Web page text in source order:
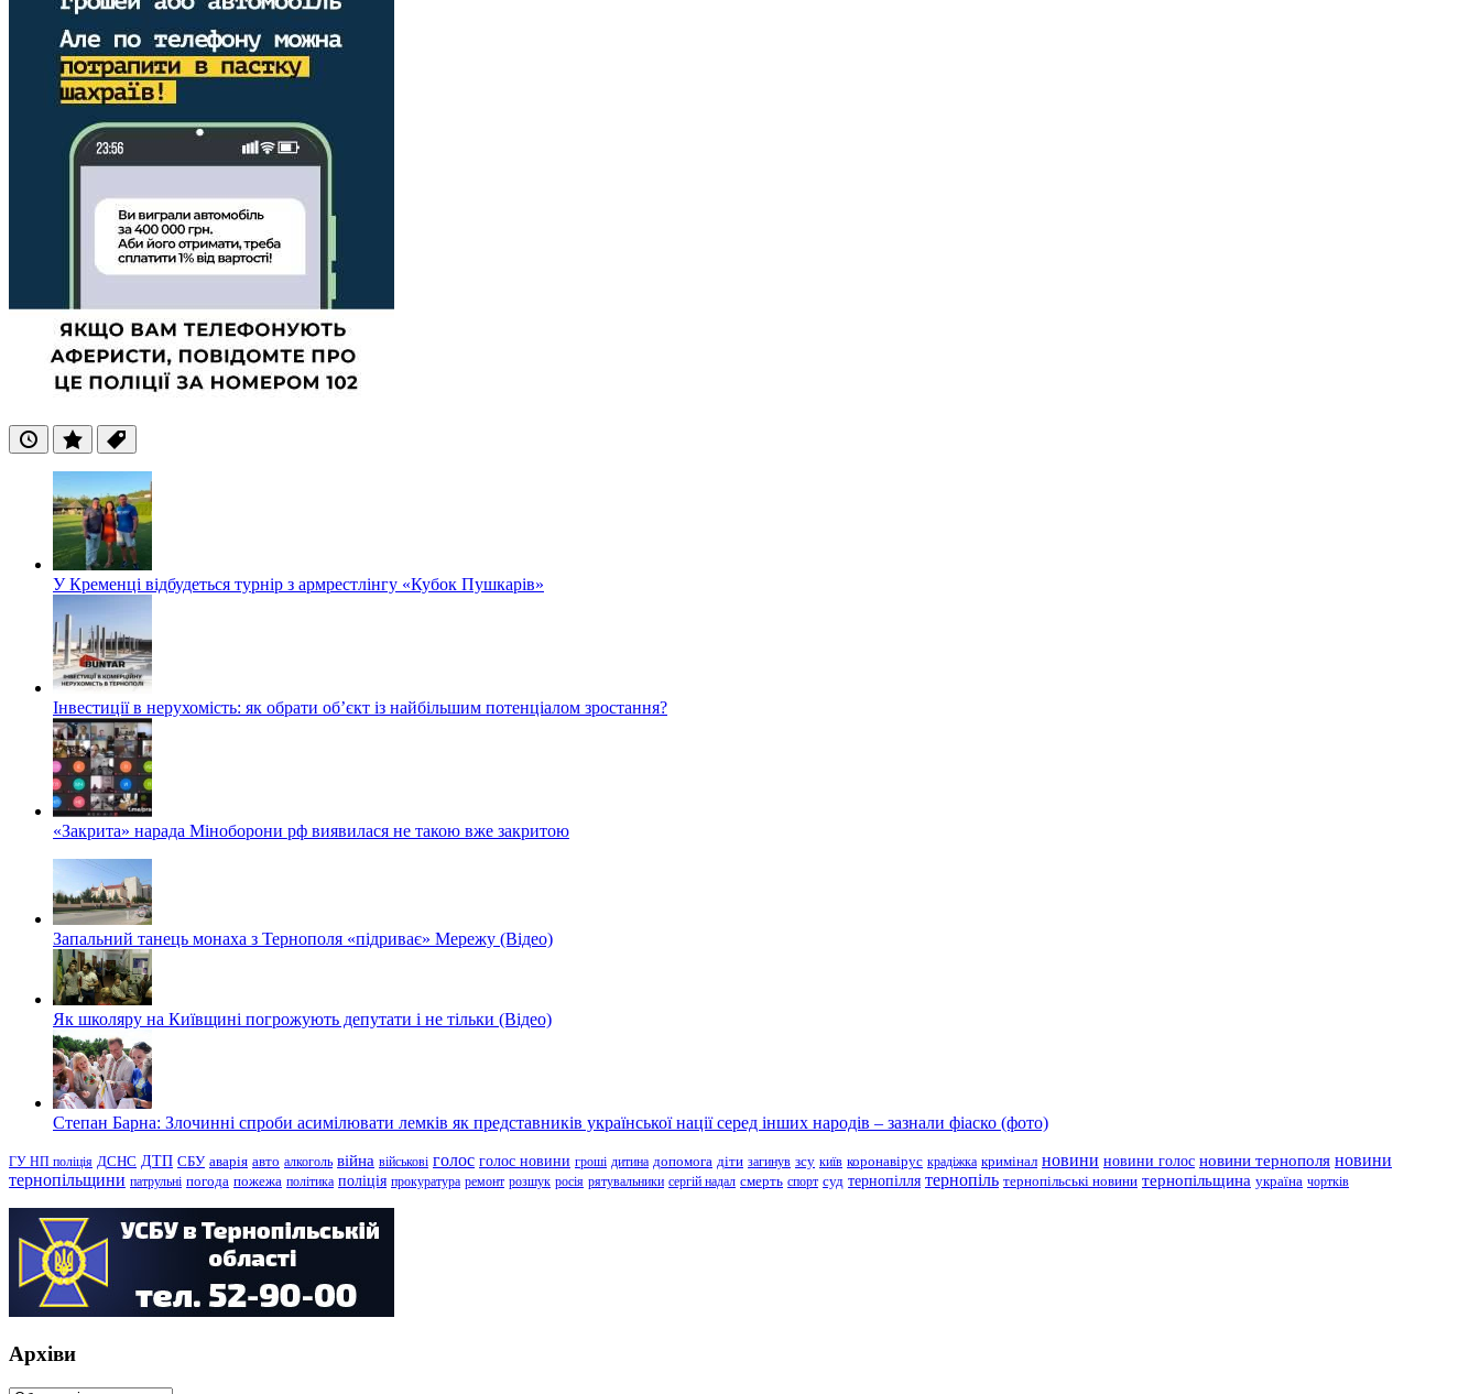
ОстанніПопулярні
Теги
У Кременці відбудеться турнір з армрестлінгу «Кубок Пушкарів»
Інвестиції в нерухомість: як обрати об’єкт із найбільшим потенціалом зростання?
«Закрита» нарада Міноборони рф виявилася не такою вже закритою
Запальний танець монаха з Тернополя «підриває» Мережу (Відео)
Як школяру на Київщині погрожують депутати і не тільки (Відео)
Степан Барна: Злочинні спроби асимілювати лемків як представників української нації серед інших народів – зазнали фіаско (фото)
ГУ НП поліція ДСНС ДТП СБУ аварія авто алкоголь війна військові голос голос новини гроші дитина допомога діти загинув зсу київ коронавірус крадіжка кримінал новини новини голос новини тернополя новини
тернопільщини патрульні погода пожежа політика поліція прокуратура ремонт розшук росія рятувальники сергій надал смерть спорт суд тернопілля тернопіль тернопільські новини тернопільщина україна чортків
Архіви